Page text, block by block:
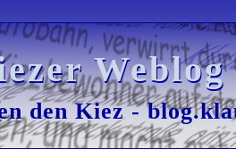
den Kiez -
den Kiez -